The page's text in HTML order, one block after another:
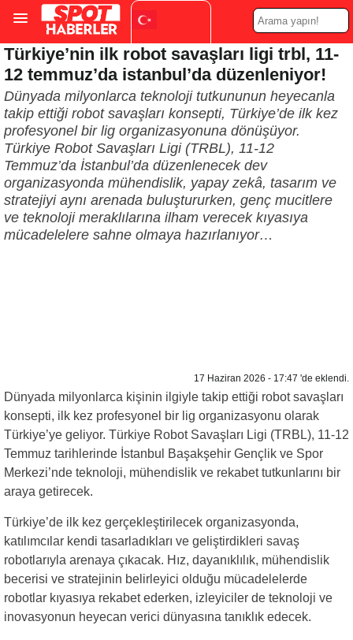
Turkish ▼
Türkiye’nin ilk robot savaşları ligi trbl, 11-
12 temmuz’da istanbul’da düzenleniyor!
Dünyada milyonlarca teknoloji tutkununun heyecanla
takip ettiği robot savaşları konsepti, Türkiye’de ilk kez
profesyonel bir lig organizasyonuna dönüşüyor.
Türkiye Robot Savaşları Ligi (TRBL), 11-12
Temmuz’da İstanbul’da düzenlenecek dev
organizasyonda mühendislik, yapay zekâ, tasarım ve
stratejiyi aynı arenada buluştururken, genç mucitlere
ve teknoloji meraklılarına ilham verecek kıyasıya
mücadelelere sahne olmaya hazırlanıyor…
17 Haziran 2026 - 17:47 'de eklendi.
Dünyada milyonlarca kişinin ilgiyle takip ettiği robot savaşları
konsepti, ilk kez profesyonel bir lig organizasyonu olarak
Türkiye’ye geliyor. Türkiye Robot Savaşları Ligi (TRBL), 11-12
Temmuz tarihlerinde İstanbul Başakşehir Gençlik ve Spor
Merkezi’nde teknoloji, mühendislik ve rekabet tutkunlarını bir
araya getirecek.
Türkiye’de ilk kez gerçekleştirilecek organizasyonda,
katılımcılar kendi tasarladıkları ve geliştirdikleri savaş
robotlarıyla arenaya çıkacak. Hız, dayanıklılık, mühendislik
becerisi ve stratejinin belirleyici olduğu mücadelelerde
robotlar kıyasıya rekabet ederken, izleyiciler de teknoloji ve
inovasyonun heyecan verici dünyasına tanıklık edecek.